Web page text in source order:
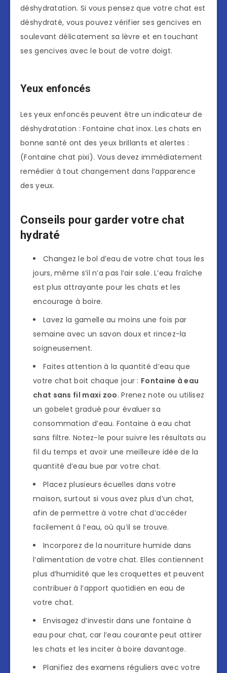
déshydratation. Si vous pensez que votre chat est
déshydraté, vous pouvez vérifier ses gencives en
soulevant délicatement sa lèvre et en touchant
ses gencives avec le bout de votre doigt.
Yeux enfoncés
Les yeux enfoncés peuvent être un indicateur de
déshydratation : Fontaine chat inox. Les chats en
bonne santé ont des yeux brillants et alertes :
(Fontaine chat pixi). Vous devez immédiatement
remédier à tout changement dans l’apparence
des yeux.
Conseils pour garder votre chat
hydraté
Changez le bol d’eau de votre chat tous les
jours, même s’il n’a pas l’air sale. L’eau fraîche
est plus attrayante pour les chats et les
encourage à boire.
Lavez la gamelle au moins une fois par
semaine avec un savon doux et rincez-la
soigneusement.
Faites attention à la quantité d’eau que
votre chat boit chaque jour : Fontaine à eau
chat sans fil maxi zoo. Prenez note ou utilisez
un gobelet gradué pour évaluer sa
consommation d’eau. Fontaine à eau chat
sans filtre. Notez-le pour suivre les résultats au
fil du temps et avoir une meilleure idée de la
quantité d’eau bue par votre chat.
Placez plusieurs écuelles dans votre
maison, surtout si vous avez plus d’un chat,
afin de permettre à votre chat d’accéder
facilement à l’eau, où qu’il se trouve.
Incorporez de la nourriture humide dans
l’alimentation de votre chat. Elles contiennent
plus d’humidité que les croquettes et peuvent
contribuer à l’apport quotidien en eau de
votre chat.
Envisagez d’investir dans une fontaine à
eau pour chat, car l’eau courante peut attirer
les chats et les inciter à boire davantage.
Planifiez des examens réguliers avec votre